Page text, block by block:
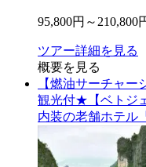
95,800円～ 210,800
ツアー詳細を見る
概要を見る
【燃油サーチャ
観光付★【ベトジ
内装の老舗ホテル